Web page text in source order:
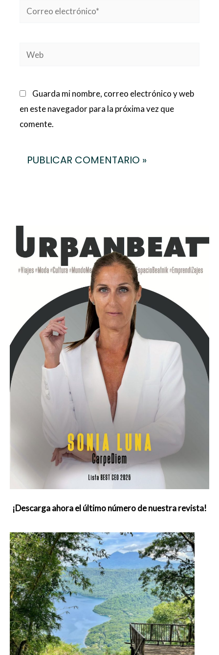
Correo
Web
Guarda mi nombre, correo electrónico y web
en este navegador para la próxima vez que
comente.
¡Descarga ahora el último número de nuestra revista!